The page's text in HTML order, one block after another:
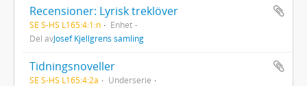
Recensioner: Lyrisk treklöver
SE S-HS L165:4:1:n
Enhet
Del avJosef Kjellgrens samling
Tidningsnoveller
SE S-HS L165:4:2a
Underserie